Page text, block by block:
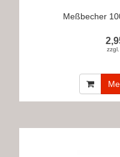
Meßbecher
zzgl.